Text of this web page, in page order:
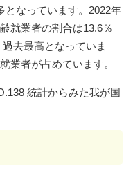
となっています。2022年
就業者の割合は13.6％
去最高となっていま
業者が占めています。
統計からみた我が国